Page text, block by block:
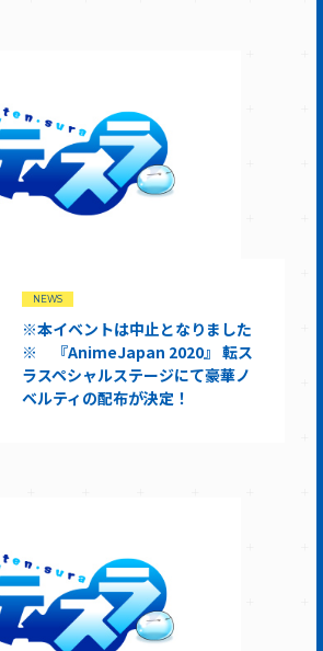
NEWS
※本イベントは中止となりました
※ 『AnimeJapan 2020』 転ス
ラスペシャルステージにて豪華ノ
ベルティの配布が決定！